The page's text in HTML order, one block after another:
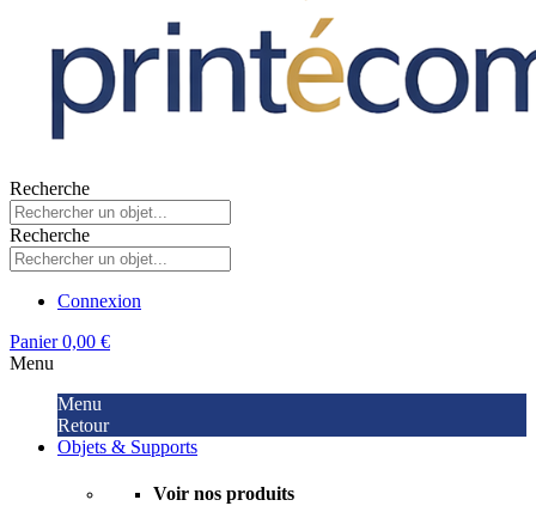
Recherche
Recherche
Connexion
Panier 0,00 €
Menu
Menu
Retour
Objets & Supports
Voir nos produits